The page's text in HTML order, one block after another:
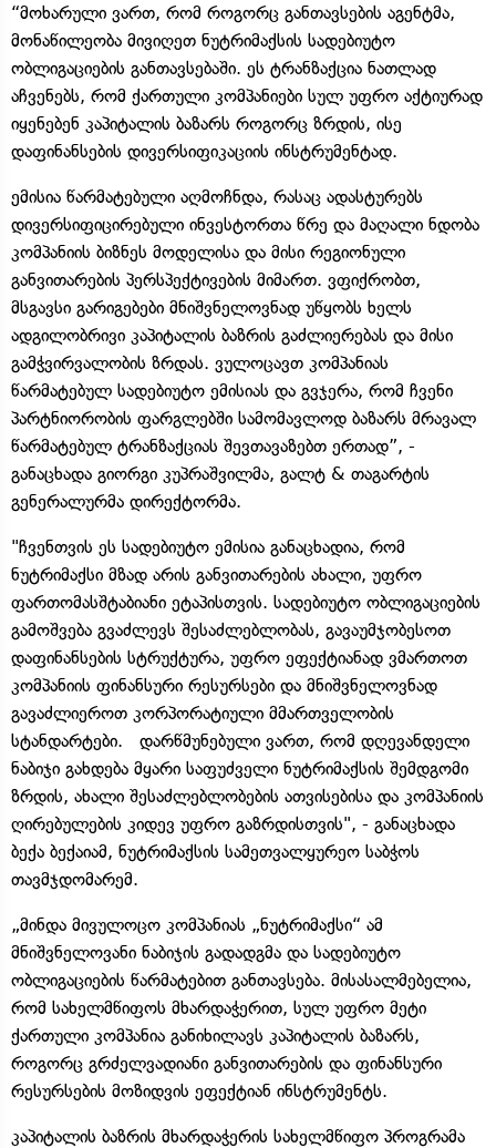
“მოხარული ვართ, რომ როგორც განთავსების აგენტმა,
მონაწილეობა მივიღეთ ნუტრიმაქსის სადებიუტო
ობლიგაციების განთავსებაში. ეს ტრანზაქცია ნათლად
აჩვენებს, რომ ქართული კომპანიები სულ უფრო აქტიურად
იყენებენ კაპიტალის ბაზარს როგორც ზრდის, ისე
დაფინანსების დივერსიფიკაციის ინსტრუმენტად.
ემისია წარმატებული აღმოჩნდა, რასაც ადასტურებს
დივერსიფიცირებული ინვესტორთა წრე და მაღალი ნდობა
კომპანიის ბიზნეს მოდელისა და მისი რეგიონული
განვითარების პერსპექტივების მიმართ. ვფიქრობთ,
მსგავსი გარიგებები მნიშვნელოვნად უწყობს ხელს
ადგილობრივი კაპიტალის ბაზრის გაძლიერებას და მისი
გამჭვირვალობის ზრდას. ვულოცავთ კომპანიას
წარმატებულ სადებიუტო ემისიას და გვჯერა, რომ ჩვენი
პარტნიორობის ფარგლებში სამომავლოდ ბაზარს მრავალ
წარმატებულ ტრანზაქციას შევთავაზებთ ერთად”, -
განაცხადა გიორგი კუპრაშვილმა, გალტ & თაგარტის
გენერალურმა დირექტორმა.
"ჩვენთვის ეს სადებიუტო ემისია განაცხადია, რომ
ნუტრიმაქსი მზად არის განვითარების ახალი, უფრო
ფართომასშტაბიანი ეტაპისთვის. სადებიუტო ობლიგაციების
გამოშვება გვაძლევს შესაძლებლობას, გავაუმჯობესოთ
დაფინანსების სტრუქტურა, უფრო ეფექტიანად ვმართოთ
კომპანიის ფინანსური რესურსები და მნიშვნელოვნად
გავაძლიეროთ კორპორატიული მმართველობის
სტანდარტები. დარწმუნებული ვართ, რომ დღევანდელი
ნაბიჯი გახდება მყარი საფუძველი ნუტრიმაქსის შემდგომი
ზრდის, ახალი შესაძლებლობების ათვისებისა და კომპანიის
ღირებულების კიდევ უფრო გაზრდისთვის", - განაცხადა
ბექა ბექაიამ, ნუტრიმაქსის სამეთვალყურეო საბჭოს
თავმჯდომარემ.
„მინდა მივულოცო კომპანიას „ნუტრიმაქსი“ ამ
მნიშვნელოვანი ნაბიჯის გადადგმა და სადებიუტო
ობლიგაციების წარმატებით განთავსება. მისასალმებელია,
რომ სახელმწიფოს მხარდაჭერით, სულ უფრო მეტი
ქართული კომპანია განიხილავს კაპიტალის ბაზარს,
როგორც გრძელვადიანი განვითარების და ფინანსური
რესურსების მოზიდვის ეფექტიან ინსტრუმენტს.
კაპიტალის ბაზრის მხარდაჭერის სახელმწიფო პროგრამა